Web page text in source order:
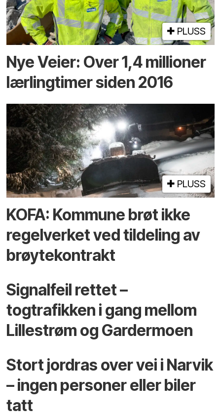
PLUSS
Nye Veier: Over 1,4 millioner
lærlingtimer siden 2016
PLUSS
KOFA: Kommune brøt ikke
regelverket ved tildeling av
brøytekontrakt
Signalfeil rettet –
togtrafikken i gang mellom
Lillestrøm og Gardermoen
Stort jordras over vei i Narvik
– ingen personer eller biler
tatt